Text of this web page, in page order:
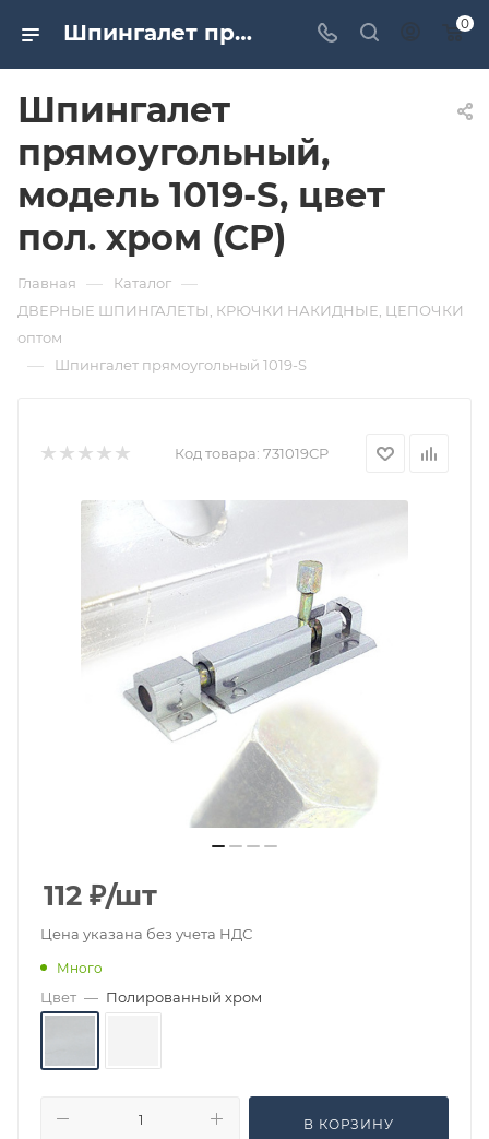
Шпингалет прямоугольный, модель 1019-S, цвет пол. хром (CP). Дверная и мебельная фурнитура САМИР-КИЛИТ | Оптовые поставки 0
Шпингалет
прямоугольный,
модель 1019-S, цвет
пол. хром (CP)
Главная — Каталог —
ДВЕРНЫЕ ШПИНГАЛЕТЫ, КРЮЧКИ НАКИДНЫЕ, ЦЕПОЧКИ
оптом
— Шпингалет прямоугольный 1019-S
Код товара: 731019CP
112 ₽/шт
Цена указана без учета НДС
Много
Цвет — Полированный хром
В КОРЗИНУ